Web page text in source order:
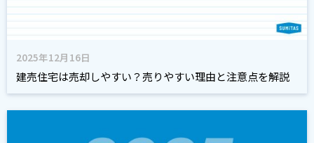
2025年12月16日
建売住宅は売却しやすい？売りやすい理由と注意点を解説